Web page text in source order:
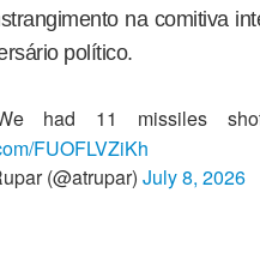
na comitiva
político.
had 11 missiles
FUOFLVZiKh
(@atrupar) July 8, 2026